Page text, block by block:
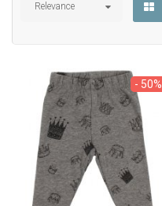
Relevance
- 50%